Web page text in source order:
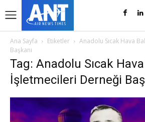
Ana Sayfa Etiketler
Anadolu Sıcak Hava
Başkanı
Tag: Anadolu Sıcak
İşletmecileri Derneği